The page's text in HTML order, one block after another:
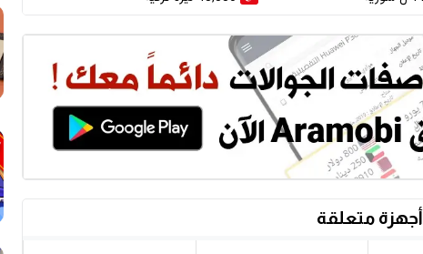
أجهزة متعلقة